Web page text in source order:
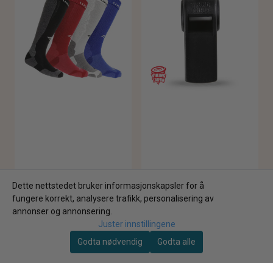
Karakter: 4.3 av 5 mulige
Dette nettstedet bruker informasjonskapsler for å
fungere korrekt, analysere trafikk, personalisering av
annonser og annonsering.
Juster innstillingene
Godta nødvendig
Godta alle